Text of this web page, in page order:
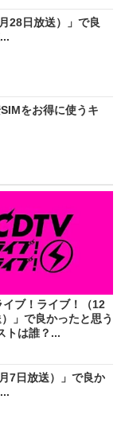
28日放送）」で良
をお得に使うキ
イブ！ライブ！（12
」で良かったと思う
トは誰？...
7日放送）」で良か